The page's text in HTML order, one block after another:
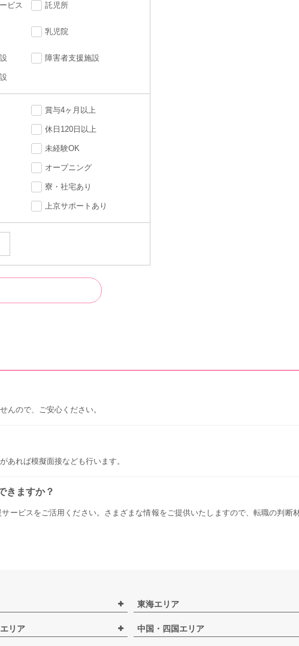
ビス 託児所
乳児院
障害者支援施設
賞与4ヶ月以上
休日120日以上
未経験OK
オープニング
寮・社宅あり
上京サポートあり
んので、ご安心ください。
あれば模擬面接なども行います。
きますか？
ービスをご活用ください。さまざまな情報をご提供いたしますので、転職の判断
東海エリア
リア 中国・四国エリア